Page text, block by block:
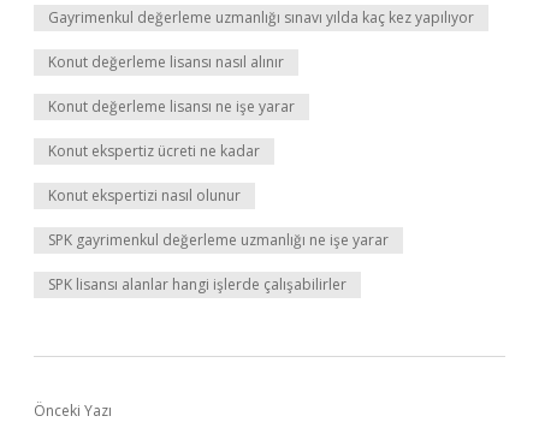
Gayrimenkul değerleme uzmanlığı sınavı yılda kaç kez yapılıyor
Konut değerleme lisansı nasıl alınır
Konut değerleme lisansı ne işe yarar
Konut ekspertiz ücreti ne kadar
Konut ekspertizi nasıl olunur
SPK gayrimenkul değerleme uzmanlığı ne işe yarar
SPK lisansı alanlar hangi işlerde çalışabilirler
Önceki Yazı